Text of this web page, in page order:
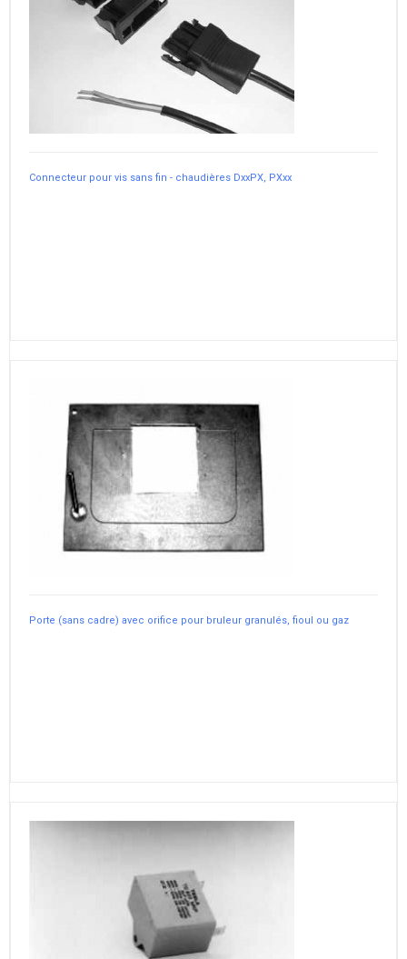
Connecteur pour vis sans fin - chaudières DxxPX, PXxx
Porte (sans cadre) avec orifice pour bruleur granulés, fioul ou gaz